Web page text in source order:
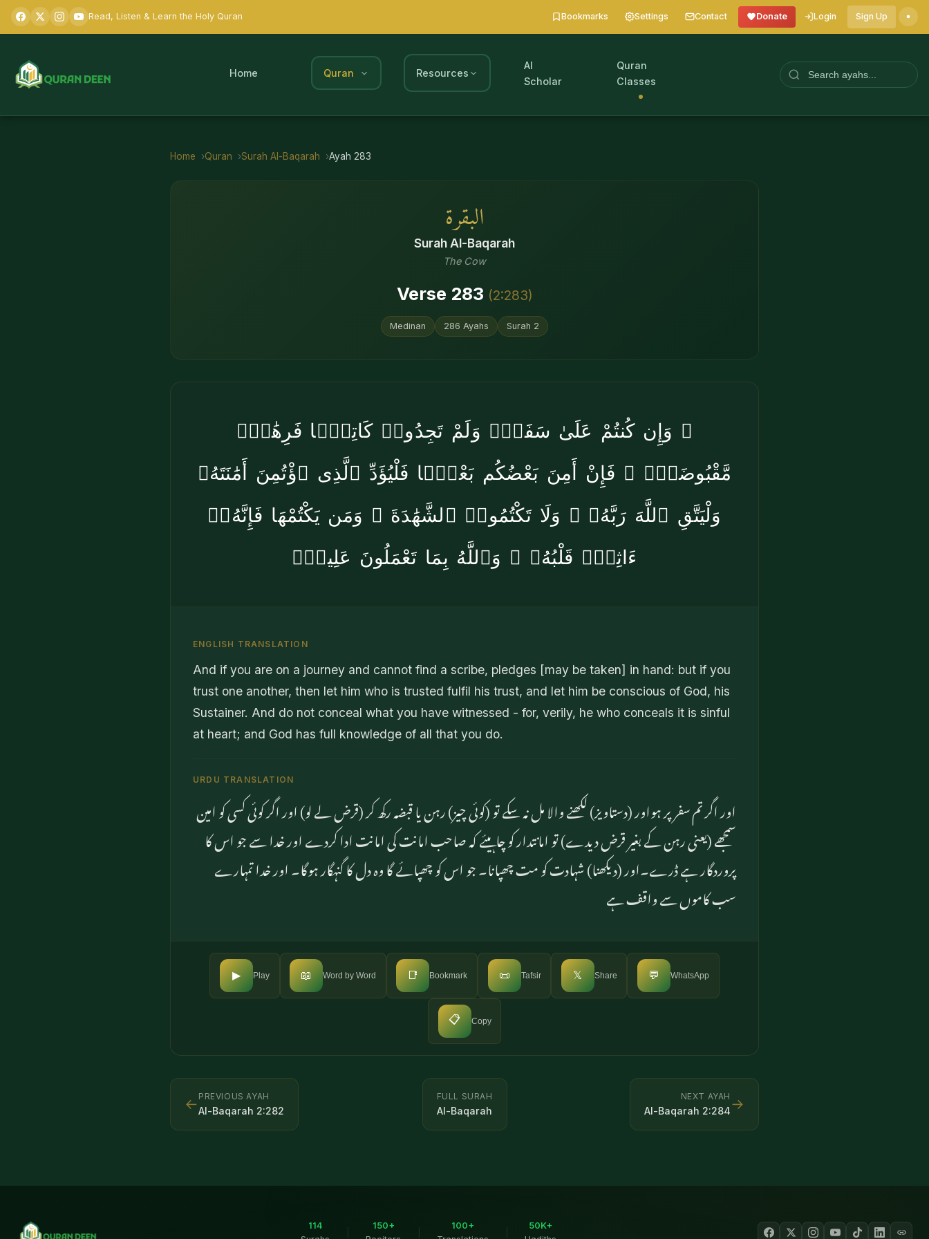
Read, Listen & Learn the Holy Quran Bookmarks Settings Contact Donate Login Sign Up
Home Quran Resources
AI
Scholar
Quran
Classes
Home Quran Surah Al-Baqarah Ayah 283
البقرة
Surah Al-Baqarah
The Cow
Verse 283 (2:283)
Medinan 286 Ayahs Surah 2
۞ وَإِن كُنتُمْ عَلَىٰ سَفَرٍۢ وَلَمْ تَجِدُوا۟ كَاتِبًۭا فَرِهَٰنٌۭ
مَّقْبُوضَةٌۭ ۖ فَإِنْ أَمِنَ بَعْضُكُم بَعْضًۭا فَلْيُؤَدِّ ٱلَّذِى ٱؤْتُمِنَ أَمَٰنَتَهُۥ
وَلْيَتَّقِ ٱللَّهَ رَبَّهُۥ ۗ وَلَا تَكْتُمُوا۟ ٱلشَّهَٰدَةَ ۚ وَمَن يَكْتُمْهَا فَإِنَّهُۥٓ
ءَاثِمٌۭ قَلْبُهُۥ ۗ وَٱللَّهُ بِمَا تَعْمَلُونَ عَلِيمٌۭ
ENGLISH TRANSLATION
And if you are on a journey and cannot find a scribe, pledges [may be taken] in hand: but if you
trust one another, then let him who is trusted fulfil his trust, and let him be conscious of God, his
Sustainer. And do not conceal what you have witnessed - for, verily, he who conceals it is sinful
at heart; and God has full knowledge of all that you do.
URDU TRANSLATION
اور اگر تم سفر پر ہواور (دستاویز) لکھنے والا مل نہ سکے تو (کوئی چیز) رہن یا قبضہ رکھ کر (قرض لے لو) اور اگر کوئی کسی کو امین
سمجھے (یعنی رہن کے بغیر قرض دیدے) تو امانتدار کو چاہیئے کہ صاحب امانت کی امانت ادا کردے اور خدا سے جو اس کا
پروردگار ہے ڈرے۔اور (دیکھنا) شہادت کو مت چھپانا۔ جو اس کو چھپائے گا وہ دل کا گنہگار ہوگا۔ اور خدا تمہارے
سب کاموں سے واقف ہے
▶ Play 📖 Word by Word 📑 Bookmark 📜 Tafsir 𝕏 Share 💬 WhatsApp
📋 Copy
← PREVIOUS AYAH
Al-Baqarah 2:282
FULL SURAH
Al-Baqarah
NEXT AYAH
Al-Baqarah 2:284→
114
150+
100+
50K+